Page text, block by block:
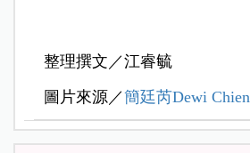
整理撰文／江睿毓
圖片來源／簡廷芮Dewi Chien